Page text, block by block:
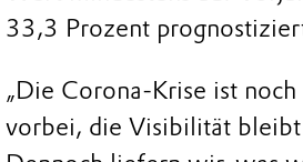
33,3 Prozent
„Die Corona-Krise ist
vorbei, die Visibilität bleibt